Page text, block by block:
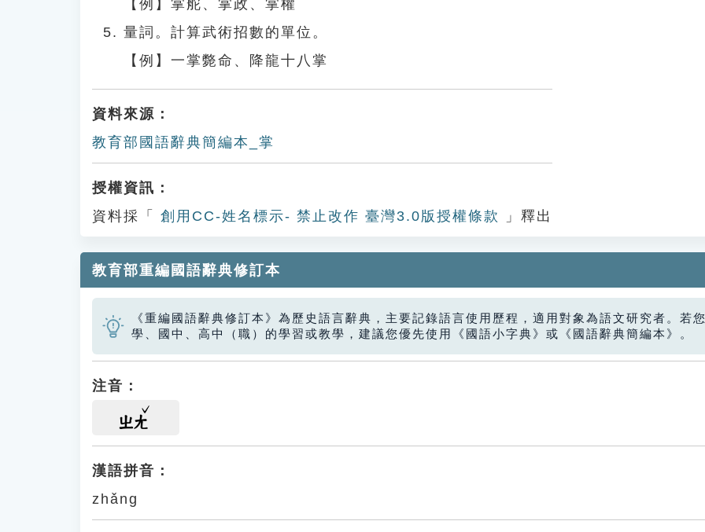
【例】掌舵、掌政、掌權
量詞。計算武術招數的單位。
【例】一掌斃命、降龍十八掌
資料來源：
教育部國語辭典簡編本_掌
授權資訊：
資料採「
創用CC-姓名標示- 禁止改作 臺灣3.0版授權條款 」釋出
教育部重編國語辭典修訂本
《重編國語辭典修訂本》為歷史語言辭典，主要記錄語言使用歷程，適用對象為語文研究者。若
學、國中、高中（職）的學習或教學，建議您優先使用《國語小字典》或《國語辭典簡編本》。
注音：
ㄓㄤ
漢語拼音：
zhǎng